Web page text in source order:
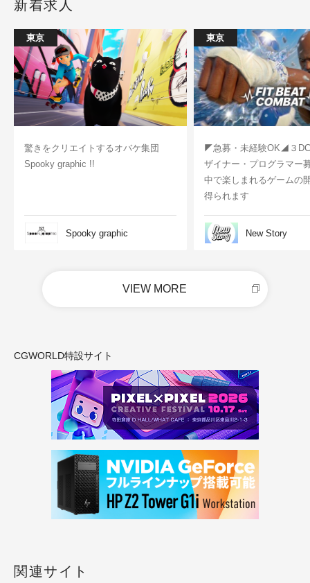
新着求人
東京
驚きをクリエイトするオバケ集団
Spooky graphic !!
Spooky graphic
東京
◤急募・未経験OK◢３
ザイナー・プログラマー
中で楽しまれるゲームの
得られます
New Story
VIEW MORE
CGWORLD特設サイト
関連サイト